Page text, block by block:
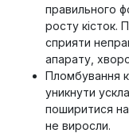
правильного
росту кісток.
сприяти
апарату,
Пломбування
уникнути
поширитися на
не виросли.